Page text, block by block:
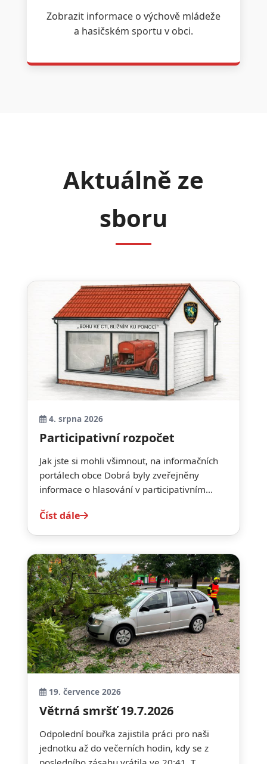
Zobrazit informace o výchově mládeže
a hasičském sportu v obci.
Aktuálně ze
sboru
4. srpna 2026
Participativní rozpočet
Jak jste si mohli všimnout, na informačních
portálech obce Dobrá byly zveřejněny
informace o hlasování v participativním...
Číst dále
19. července 2026
Větrná smršť 19.7.2026
Odpolední bouřka zajistila práci pro naši
jednotku až do večerních hodin, kdy se z